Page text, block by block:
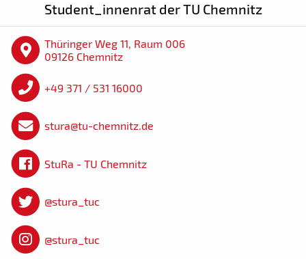
Student_innenrat der TU Chemnitz
Thüringer Weg 11, Raum 006
09126 Chemnitz
+49 371 / 531 16000
stura@tu-chemnitz.de
StuRa - TU Chemnitz
@stura_tuc
@stura_tuc